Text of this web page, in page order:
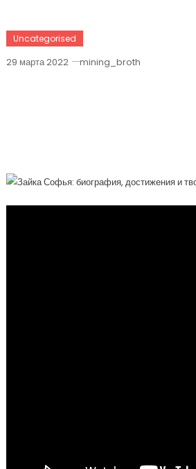
Uncategorised
29 марта 2022 mining_broth